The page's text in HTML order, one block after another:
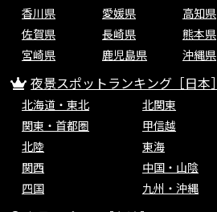
香川県
愛媛県 高知県
佐賀県
長崎県 熊本県
宮崎県
鹿児島県 沖縄県
夜景スポットランキング［日本］
北海道・東北
北関東
関東・首都圏
甲信越
北陸
東海
関西
中国・山陰
四国
九州・沖縄